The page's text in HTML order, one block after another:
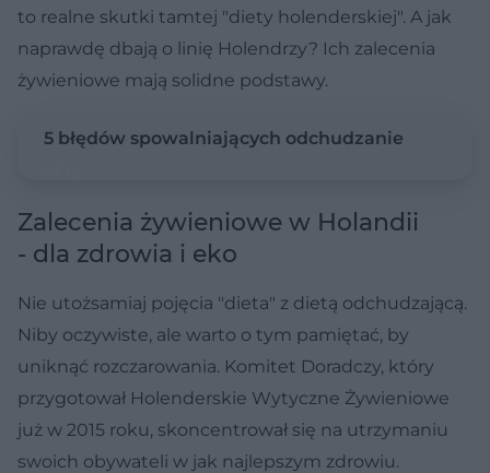
to realne skutki tamtej "diety holenderskiej". A jak
naprawdę dbają o linię Holendrzy? Ich zalecenia
żywieniowe mają solidne podstawy.
5 błędów spowalniających odchudzanie
Zalecenia żywieniowe w Holandii
- dla zdrowia i eko
Nie utożsamiaj pojęcia "dieta" z dietą odchudzającą.
Niby oczywiste, ale warto o tym pamiętać, by
uniknąć rozczarowania. Komitet Doradczy, który
przygotował Holenderskie Wytyczne Żywieniowe
już w 2015 roku, skoncentrował się na utrzymaniu
swoich obywateli w jak najlepszym zdrowiu.